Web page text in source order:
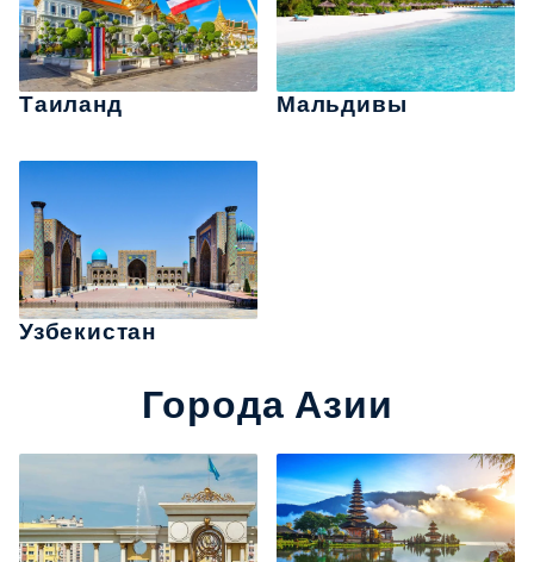
Таиланд Мальдивы
Узбекистан
Города Азии